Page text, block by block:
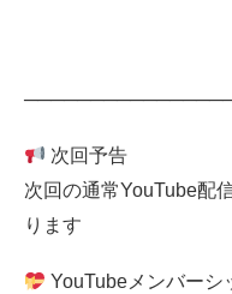
次回予告
次回の通常YouTube配
ります
YouTubeメンバーシ